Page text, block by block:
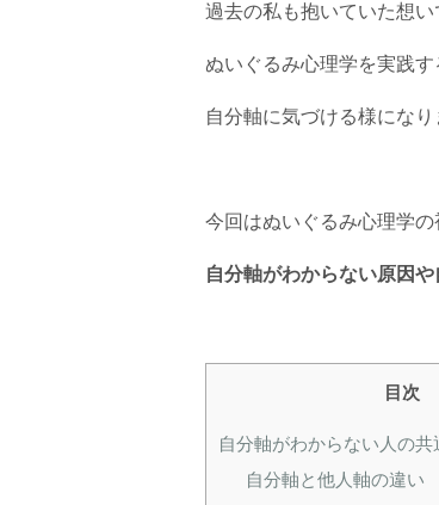
過去の私も抱いていた想い
ぬいぐるみ心理学を実践す
自分軸に気づける様になり
今回はぬいぐるみ心理学の
自分軸がわからない原因
目次
自分軸がわからない人の共
自分軸と他人軸の違い